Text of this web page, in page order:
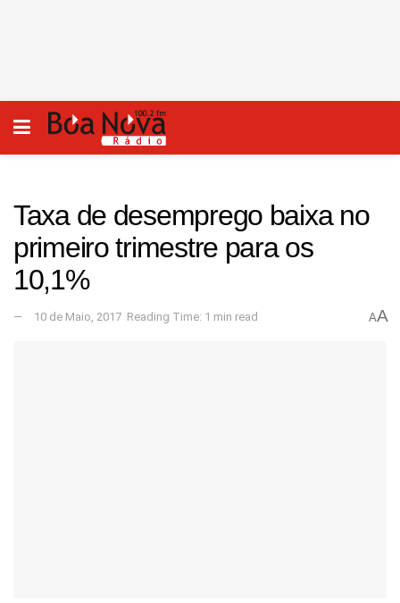
Taxa de desemprego baixa no
primeiro trimestre para os
10,1%
10 de Maio, 2017 Reading Time: 1 min read AA